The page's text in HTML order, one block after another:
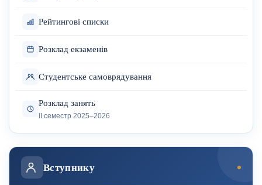
Рейтингові списки
Розклад екзаменів
Студентське самоврядування
Розклад занять
ІІ семестр 2025–2026
Вступнику